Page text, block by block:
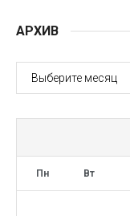
АРХИВ
АРХИВ
Пн Вт